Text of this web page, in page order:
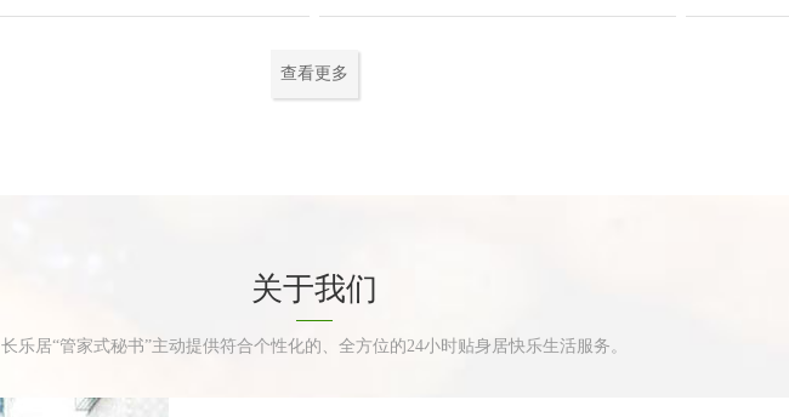
查看更多
关于我们
长乐居“管家式秘书”主动提供符合个性化的、全方位的24小时贴身居快乐生活服务。